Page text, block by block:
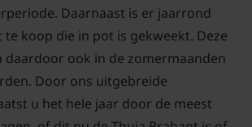
Daarnaast is er jaarrond
te koop die in pot is gekweekt. Deze
daardoor ook in de zomermaanden
Door ons uitgebreide
u het hele jaar door de meest